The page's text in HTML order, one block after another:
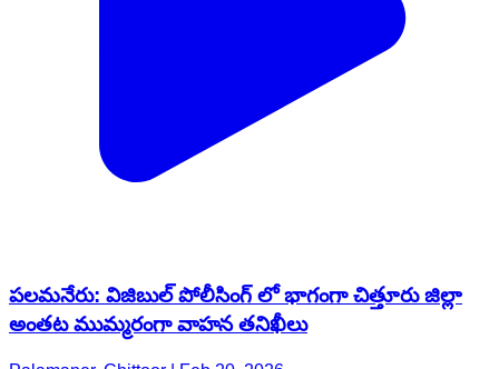
పలమనేరు: విజిబుల్ పోలీసింగ్ లో భాగంగా చిత్తూరు జిల్లా
అంతట ముమ్మరంగా వాహన తనిఖీలు